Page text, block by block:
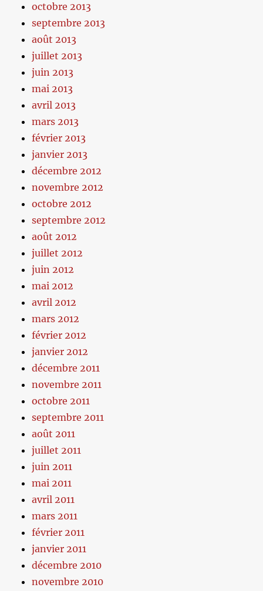
octobre 2013
septembre 2013
août 2013
juillet 2013
juin 2013
mai 2013
avril 2013
mars 2013
février 2013
janvier 2013
décembre 2012
novembre 2012
octobre 2012
septembre 2012
août 2012
juillet 2012
juin 2012
mai 2012
avril 2012
mars 2012
février 2012
janvier 2012
décembre 2011
novembre 2011
octobre 2011
septembre 2011
août 2011
juillet 2011
juin 2011
mai 2011
avril 2011
mars 2011
février 2011
janvier 2011
décembre 2010
novembre 2010